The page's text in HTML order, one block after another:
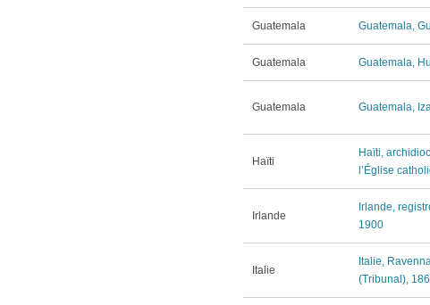
Guatemala Guatemala,
Guatemala Guatemala,
Guatemala Guatemala,
Haïti
Haïti,
l’Église
Irlande
Irlande,
1900
Italie
Italie,
(Tribunal),